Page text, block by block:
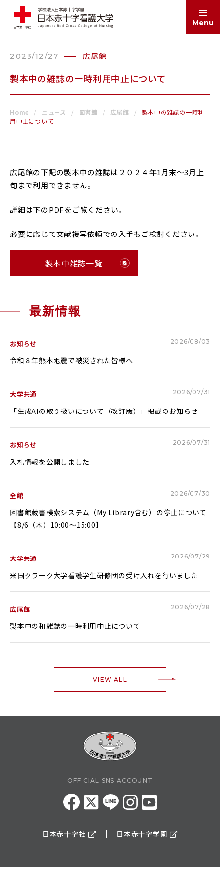
Menu
ABOUT
学部・大学院
SCHOOL LIFE
RESEARCH & COLLABORATION
研究・社会連携
在学生の方へ
よくある質問 教職員募集
お問い合わせ 図書館
アクセス
学内専用 ポータルサイト
Glexa
ENGLISH
資料請求
イベント
OFFICIAL SNS ACCOUNT
2023/12/27 広尾館
製本中の雑誌の一時利用中止について
Home ニュース 図書館 広尾館
製本中の雑誌の一時利
用中止について
広尾館の下記の製本中の雑誌は２０２４年1月末～3月上
旬まで利用できません。
詳細は下のPDFをご覧ください。
必要に応じて文献複写依頼での入手もご検討ください。
製本中雑誌一覧
最新情報
お知らせ 2026/08/03
令和８年熊本地震で被災された皆様へ
大学共通 2026/07/31
「生成AIの取り扱いについて（改訂版）」掲載のお知らせ
お知らせ 2026/07/31
入札情報を公開しました
全館 2026/07/30
図書館蔵書検索システム（My Library含む）の停止について
【8/6（木）10:00～15:00】
大学共通 2026/07/29
米国クラーク大学看護学生研修団の受け入れを行いました
広尾館 2026/07/28
製本中の和雑誌の一時利用中止について
VIEW ALL
OFFICIAL SNS ACCOUNT
日本赤十字社 日本赤十字学園